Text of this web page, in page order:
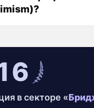
в секторе «